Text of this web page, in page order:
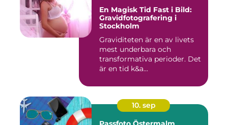
En Magisk Tid Fast i Bild:
Gravidfotografering i
Stockholm
Graviditeten är en av livets
mest underbara och
transformativa perioder. Det
är en tid k&a...
10. sep